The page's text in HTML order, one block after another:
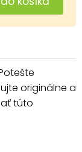
originálne a
túto